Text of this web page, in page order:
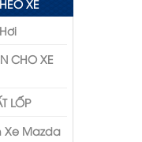
XE
CHO XE
LỐP
Xe Mazda